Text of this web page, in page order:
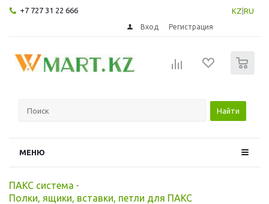
+7 727 31 22 666 KZ RU
Вход Регистрация
Найти
МЕНЮ
ПАКС система -
Полки, ящики, вставки, петли для ПАКС